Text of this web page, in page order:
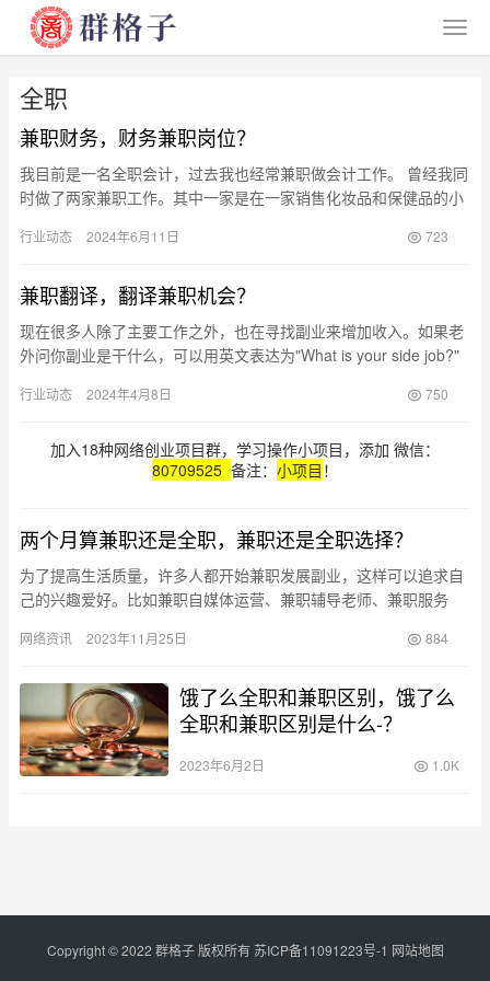
全职
兼职财务，财务兼职岗位？
我目前是一名全职会计，过去我也经常兼职做会计工作。 曾经我同
时做了两家兼职工作。其中一家是在一家销售化妆品和保健品的小
去。…
行业动态 2024年6月11日 723
兼职翻译，翻译兼职机会？
现在很多人除了主要工作之外，也在寻找副业来增加收入。如果老
外问你副业是干什么，可以用英文表达为"What is your side job?"
行业动态 2024年4月8日 750
加入18种网络创业项目群，学习操作小项目，添加 微信：
80709525 备注： 小项目 ！
两个月算兼职还是全职，兼职还是全职选择？
为了提高生活质量，许多人都开始兼职发展副业，这样可以追求自
己的兴趣爱好。比如兼职自媒体运营、兼职辅导老师、兼职服务
样，从…
网络资讯 2023年11月25日 884
饿了么全职和兼职区别，饿了么
全职和兼职区别是什么-？
2023年6月2日 1.0K
Copyright © 2022 群格子 版权所有苏ICP备11091223号-1 网站地图